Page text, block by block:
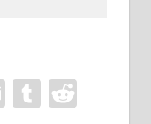
EmailTumblr